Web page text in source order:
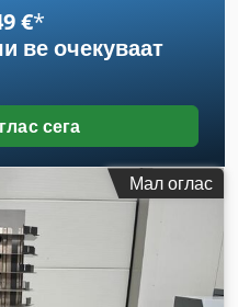
€*
ве очекуваат
сега
Мал оглас